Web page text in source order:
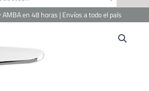
AMBA en 48 horas | Envíos a todo el país